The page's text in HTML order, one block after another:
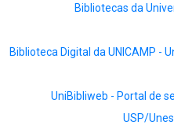
Bibliotecas da
Biblioteca Digital da UNICAMP -
UniBibliweb - Portal de
USP/